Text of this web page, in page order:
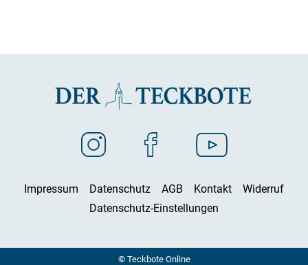
Impressum Datenschutz AGB Kontakt
Widerruf
Datenschutz-Einstellungen
© Teckbote Online